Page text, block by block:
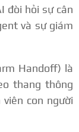
đòi hỏi sự cân
và sự giám
Handoff) là
thang thông
con người